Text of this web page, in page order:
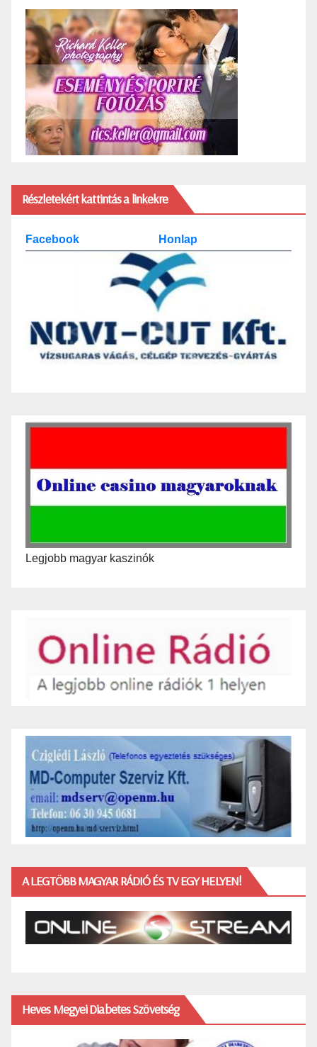
Részletekért kattintás a linkekre
Facebook Honlap
Legjobb magyar kaszinók
A LEGTÖBB MAGYAR RÁDIÓ ÉS TV EGY HELYEN!
Heves Megyei Diabetes Szövetség